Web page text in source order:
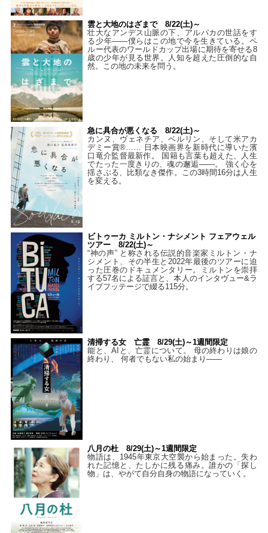
雲と大地のはざまで 8/22(土)～
壮大なアンデス山脈の下、アルパカの世話をす
る少年――僕らはこの地で今を生きている。ペ
ルー代表のワールドカップ出場に期待を寄せる8
歳の少年が見る世界。人知を超えた圧倒的な自
然。この地の未来を問う。
急に具合が悪くなる 8/22(土)～
カンヌ、ヴェネチア、ベルリン、そして米アカ
デミー賞®…… 日本映画界を新時代に導いた濱
口竜介監督最新作。 国籍も言葉も超えた、人生
でたった一度きりの、魂の邂逅――。 強く心を
揺さぶる、比類なき傑作。この3時間16分は人生
を変える。
ビトゥーカ ミルトン・ナシメント フェアウェル
ツアー 8/22(土)～
“神の声” と称される伝説的音楽家ミルトン・ナ
シメント、その半生と2022年最後のツアーに迫
った圧巻のドキュメンタリー。ミルトンを崇拝
する57名による証言と、本人のインタヴュー&ラ
イブフッテージで綴る115分。
清掃する女 亡霊 8/29(土)～1週間限定
能と、AIと、亡霊について。 母の終わりは娘の
終わり、 何者でもない私の始まり――
八月の杜 8/29(土)～1週間限定
物語は、1945年東京大空襲から始まった。失わ
れた記憶と、たしかに残る痛み。誰かの「探し
物」は、やがて自分自身の物語になっていく。